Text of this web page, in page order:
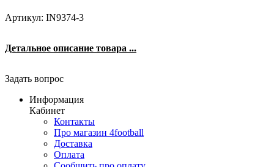
Артикул: IN9374-3
Детальное описание товара ...
Задать вопрос
Информация
Кабинет
Контакты
Про магазин 4football
Доставка
Оплата